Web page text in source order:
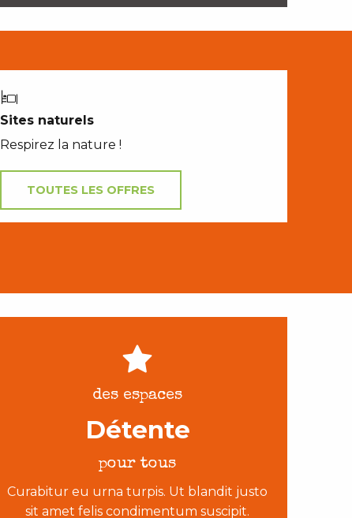
Sites naturels
Respirez la nature !
TOUTES LES OFFRES
des espaces
Détente
pour tous
Curabitur eu urna turpis. Ut blandit justo
sit amet felis condimentum suscipit.